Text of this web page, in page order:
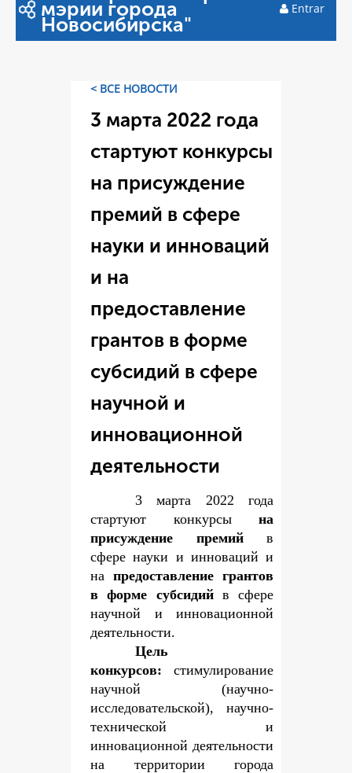
мэрии города
Новосибирска"
Entrar
< ВСЕ НОВОСТИ
3 марта 2022 года
стартуют конкурсы
на присуждение
премий в сфере
науки и инноваций
и на
предоставление
грантов в форме
субсидий в сфере
научной и
инновационной
деятельности
3 марта 2022 года
стартуют конкурсына
присуждение премийв
сфере науки и инноваций и
на предоставление грантов
в форме субсидийв сфере
научной и инновационной
деятельности.
Цель
конкурсов: стимулирование
научной (научно-
исследовательской), научно-
технической и
инновационной деятельности
на территории города